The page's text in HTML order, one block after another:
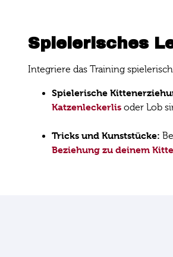
Spielerisches
Integriere das Training
Spielerische
Katzenleckerlis oder Lob
Tricks und Kunststücke:
Beziehung zu deinem